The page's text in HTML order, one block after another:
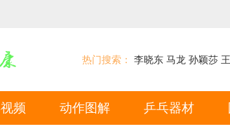
热门搜索： 李晓东 马龙 孙颖莎
频 动作图解 乒乓器材